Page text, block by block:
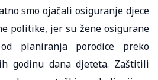
smo ojačali osiguranje djece
politike, jer su žene osigurane
planiranja porodice preko
godinu dana djeteta. Zaštitili